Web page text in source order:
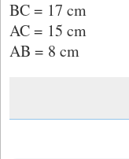
BC = 17 cm
AC = 15 cm
AB = 8 cm